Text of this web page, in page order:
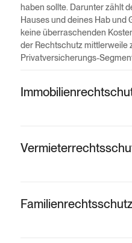
haben sollte. Darunter zählt
Hauses und deines Hab und
keine überraschenden
der Rechtschutz mittlerweile
Privatversicherungs-